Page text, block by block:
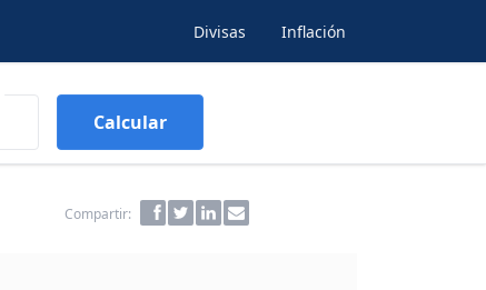
Divisas Inflación
Calcular
Compartir: